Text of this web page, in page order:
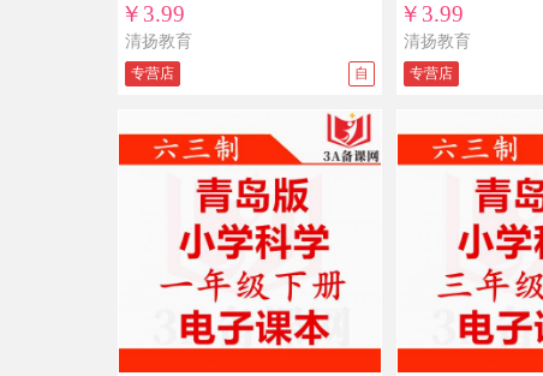
￥3.99
清扬教育
专营店 自
￥3.99
清扬教育
专营店